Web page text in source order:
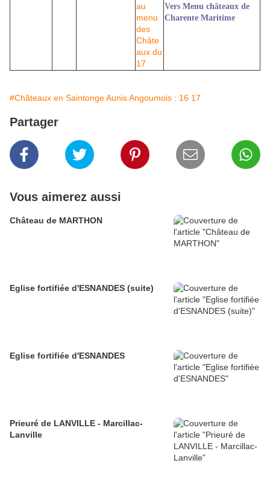
Vers Menu châteaux de
Charente Maritime
#Châteaux en Saintonge Aunis Angoumois : 16 17
Partager
Vous aimerez aussi
Château de MARTHON
Eglise fortifiée d'ESNANDES (suite)
Eglise fortifiée d'ESNANDES
Prieuré de LANVILLE - Marcillac-
Lanville